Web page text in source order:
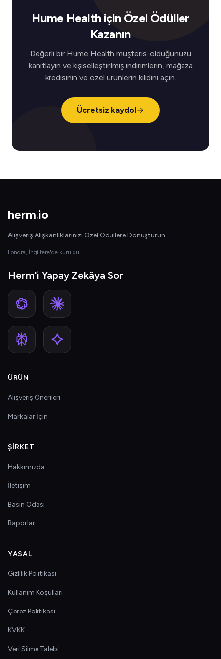
Hume Health için Özel Ödüller
Kazanın
Değerli bir Hume Health müşterisi olduğunuzu
kanıtlayın ve kişiselleştirilmiş indirimlerin, mağaza
kredisinin ve özel ürünlerin kilidini açın.
Ücretsiz kaydol
herm.io
Alışveriş Alışkanlıklarınızı Özel Ödüllere Dönüştürün
Londra, İngiltere'de kuruldu
Herm'i Yapay Zekâya Sor
ÜRÜN
Alışveriş Önerileri
Markalar İçin
ŞIRKET
Hakkımızda
İletişim
Basın Odası
Raporlar
YASAL
Gizlilik Politikası
Kullanım Koşulları
Çerez Politikası
KVKK
Veri Silme Talebi